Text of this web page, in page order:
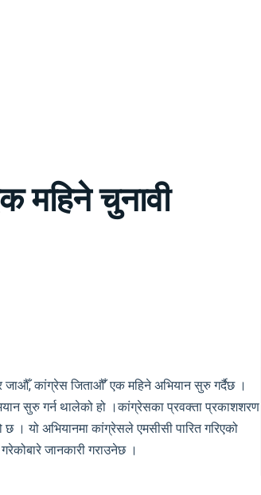
महिने चुनावी
जाऔँ, कांग्रेस जिताऔँ’ एक महिने अभियान सुरु गर्दैछ ।
सुरु गर्न थालेको हो ।कांग्रेसका प्रवक्ता प्रकाशशरण
। यो अभियानमा कांग्रेसले एमसीसी पारित गरिएको
जानकारी गराउनेछ ।